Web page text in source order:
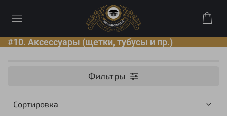
#10. Аксессуары (щетки, тубусы и пр.)
Фильтры